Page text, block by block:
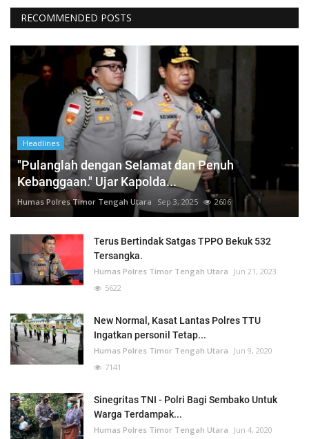
RECOMMENDED POSTS
Headlines
"Pulanglah dengan Selamat dan Penuh
Kebanggaan." Ujar Kapolda...
Humas Polres Timor Tengah Utara Sep 3, 2025 2606
Terus Bertindak Satgas TPPO Bekuk 532
Tersangka.
Humas Polres Timor Tengah Utara
Jun 21, 2023
5622
New Normal, Kasat Lantas Polres TTU
Ingatkan personil Tetap...
Humas Polres Timor Tengah Utara
Jun 9, 2020
7141
Sinegritas TNI - Polri Bagi Sembako Untuk
Warga Terdampak...
Humas Polres Timor Tengah Utara
Jun 4, 2020